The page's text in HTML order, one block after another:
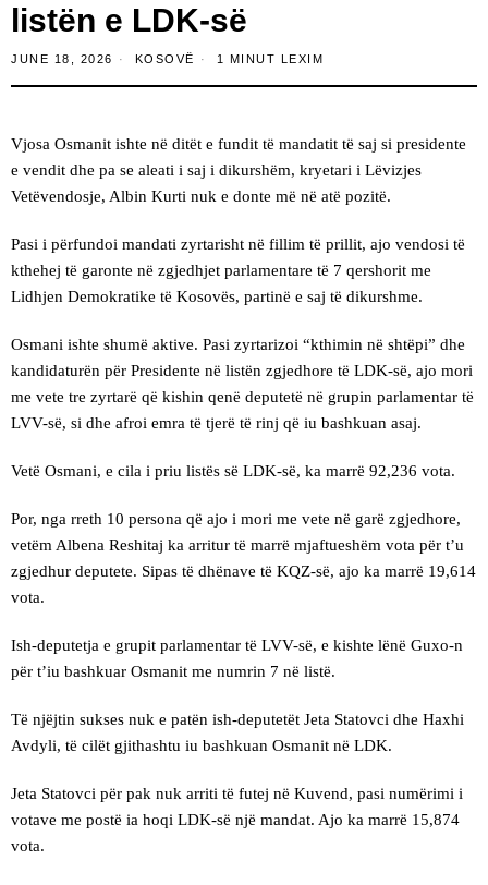
listën e LDK-së
JUNE 18, 2026 KOSOVË 1 MINUT LEXIM
Vjosa Osmanit ishte në ditët e fundit të mandatit të saj si presidente
e vendit dhe pa se aleati i saj i dikurshëm, kryetari i Lëvizjes
Vetëvendosje, Albin Kurti nuk e donte më në atë pozitë.
Pasi i përfundoi mandati zyrtarisht në fillim të prillit, ajo vendosi të
kthehej të garonte në zgjedhjet parlamentare të 7 qershorit me
Lidhjen Demokratike të Kosovës, partinë e saj të dikurshme.
Osmani ishte shumë aktive. Pasi zyrtarizoi “kthimin në shtëpi” dhe
kandidaturën për Presidente në listën zgjedhore të LDK-së, ajo mori
me vete tre zyrtarë që kishin qenë deputetë në grupin parlamentar të
LVV-së, si dhe afroi emra të tjerë të rinj që iu bashkuan asaj.
Vetë Osmani, e cila i priu listës së LDK-së, ka marrë 92,236 vota.
Por, nga rreth 10 persona që ajo i mori me vete në garë zgjedhore,
vetëm Albena Reshitaj ka arritur të marrë mjaftueshëm vota për t’u
zgjedhur deputete. Sipas të dhënave të KQZ-së, ajo ka marrë 19,614
vota.
Ish-deputetja e grupit parlamentar të LVV-së, e kishte lënë Guxo-n
për t’iu bashkuar Osmanit me numrin 7 në listë.
Të njëjtin sukses nuk e patën ish-deputetët Jeta Statovci dhe Haxhi
Avdyli, të cilët gjithashtu iu bashkuan Osmanit në LDK.
Jeta Statovci për pak nuk arriti të futej në Kuvend, pasi numërimi i
votave me postë ia hoqi LDK-së një mandat. Ajo ka marrë 15,874
vota.